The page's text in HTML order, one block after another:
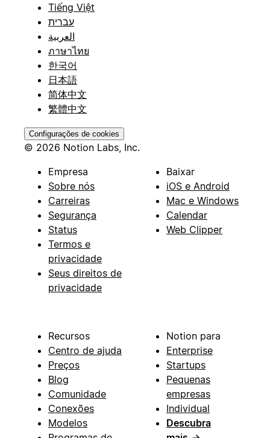
Tiếng Việt
עברית
العربية
ภาษาไทย
한국어
日本語
简体中文
繁體中文
Configurações de cookies
© 2026 Notion Labs, Inc.
Empresa
Sobre nós
Carreiras
Segurança
Status
Termos e
privacidade
Seus direitos de
privacidade
Baixar
iOS e Android
Mac e Windows
Calendar
Web Clipper
Recursos
Centro de ajuda
Preços
Blog
Comunidade
Conexões
Modelos
Notion para
Enterprise
Startups
Pequenas
empresas
Individual
Descubra